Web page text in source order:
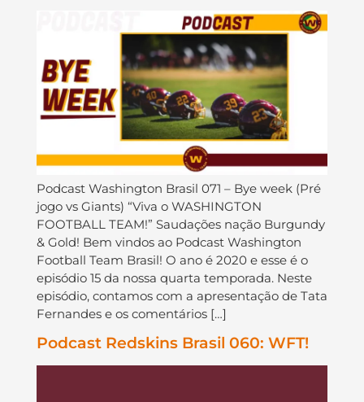
Podcast Washington Brasil 071 – Bye week (Pré
jogo vs Giants) “Viva o WASHINGTON
FOOTBALL TEAM!” Saudações nação Burgundy
& Gold! Bem vindos ao Podcast Washington
Football Team Brasil! O ano é 2020 e esse é o
episódio 15 da nossa quarta temporada. Neste
episódio, contamos com a apresentação de Tata
Fernandes e os comentários […]
Podcast Redskins Brasil 060: WFT!